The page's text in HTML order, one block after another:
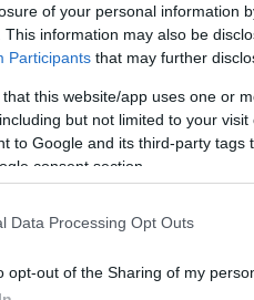
of your personal information
This information may also be
Participants that may further
that this website/app uses one or
but not limited to your
to Google and its third-party
consent section.
Data Processing Opt Outs
opt-out of the Sharing of my
infraestructura digitaly
impulsado por el